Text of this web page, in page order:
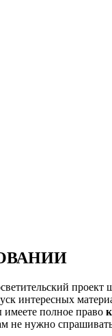
проект
интересных
полное право
не нужно